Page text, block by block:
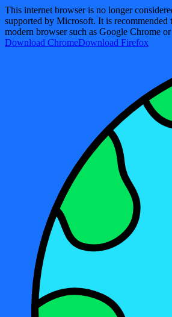
This internet browser is no longer
supported by Microsoft. It is recommended
modern browser such as Google Chrome
Download ChromeDownload Firefox